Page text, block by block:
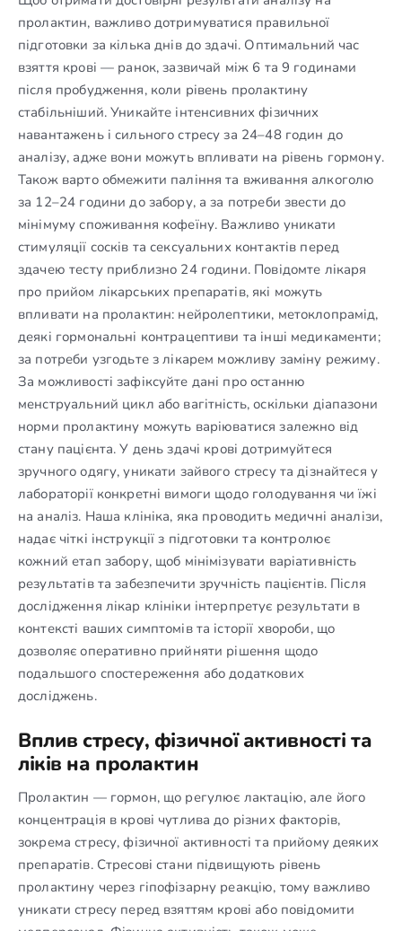
пролактин, важливо дотримуватися правильної
підготовки за кілька днів до здачі. Оптимальний час
взяття крові — ранок, зазвичай між 6 та 9 годинами
після пробудження, коли рівень пролактину
стабільніший. Уникайте інтенсивних фізичних
навантажень і сильного стресу за 24–48 годин до
аналізу, адже вони можуть впливати на рівень гормону.
Також варто обмежити паління та вживання алкоголю
за 12–24 години до забору, а за потреби звести до
мінімуму споживання кофеїну. Важливо уникати
стимуляції сосків та сексуальних контактів перед
здачею тесту приблизно 24 години. Повідомте лікаря
про прийом лікарських препаратів, які можуть
впливати на пролактин: нейролептики, метоклопрамід,
деякі гормональні контрацептиви та інші медикаменти;
за потреби узгодьте з лікарем можливу заміну режиму.
За можливості зафіксуйте дані про останню
менструальний цикл або вагітність, оскільки діапазони
норми пролактину можуть варіюватися залежно від
стану пацієнта. У день здачі крові дотримуйтеся
зручного одягу, уникати зайвого стресу та дізнайтеся у
лабораторії конкретні вимоги щодо голодування чи їжі
на аналіз. Наша клініка, яка проводить медичні аналізи,
надає чіткі інструкції з підготовки та контролює
кожний етап забору, щоб мінімізувати варіативність
результатів та забезпечити зручність пацієнтів. Після
дослідження лікар клініки інтерпретує результати в
контексті ваших симптомів та історії хвороби, що
дозволяє оперативно прийняти рішення щодо
подальшого спостереження або додаткових
досліджень.
Вплив стресу, фізичної активності та
ліків на пролактин
Пролактин — гормон, що регулює лактацію, але його
концентрація в крові чутлива до різних факторів,
зокрема стресу, фізичної активності та прийому деяких
препаратів. Стресові стани підвищують рівень
пролактину через гіпофізарну реакцію, тому важливо
уникати стресу перед взяттям крові або повідомити